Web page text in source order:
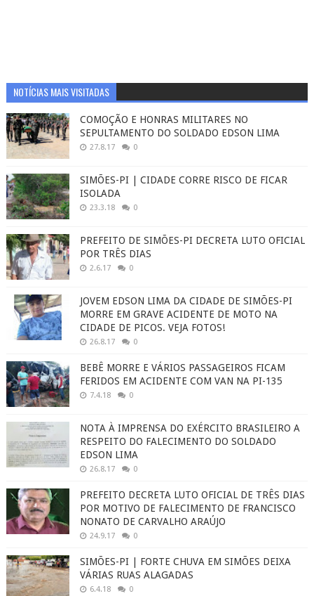
NOTÍCIAS MAIS VISITADAS
COMOÇÃO E HONRAS MILITARES NO
SEPULTAMENTO DO SOLDADO EDSON LIMA
27.8.17 0
SIMÕES-PI | CIDADE CORRE RISCO DE FICAR
ISOLADA
23.3.18 0
PREFEITO DE SIMÕES-PI DECRETA LUTO OFICIAL
POR TRÊS DIAS
2.6.17 0
JOVEM EDSON LIMA DA CIDADE DE SIMÕES-PI
MORRE EM GRAVE ACIDENTE DE MOTO NA
CIDADE DE PICOS. VEJA FOTOS!
26.8.17 0
BEBÊ MORRE E VÁRIOS PASSAGEIROS FICAM
FERIDOS EM ACIDENTE COM VAN NA PI-135
7.4.18 0
NOTA À IMPRENSA DO EXÉRCITO BRASILEIRO A
RESPEITO DO FALECIMENTO DO SOLDADO
EDSON LIMA
26.8.17 0
PREFEITO DECRETA LUTO OFICIAL DE TRÊS DIAS
POR MOTIVO DE FALECIMENTO DE FRANCISCO
NONATO DE CARVALHO ARAÚJO
24.9.17 0
SIMÕES-PI | FORTE CHUVA EM SIMÕES DEIXA
VÁRIAS RUAS ALAGADAS
6.4.18 0